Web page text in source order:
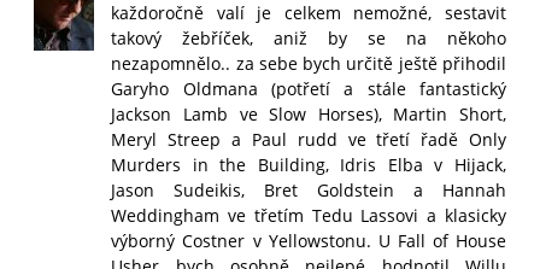
každoročně valí je celkem nemožné, sestavit
takový žebříček, aniž by se na někoho
nezapomnělo.. za sebe bych určitě ještě přihodil
Garyho Oldmana (potřetí a stále fantastický
Jackson Lamb ve Slow Horses), Martin Short,
Meryl Streep a Paul rudd ve třetí řadě Only
Murders in the Building, Idris Elba v Hijack,
Jason Sudeikis, Bret Goldstein a Hannah
Weddingham ve třetím Tedu Lassovi a klasicky
výborný Costner v Yellowstonu. U Fall of House